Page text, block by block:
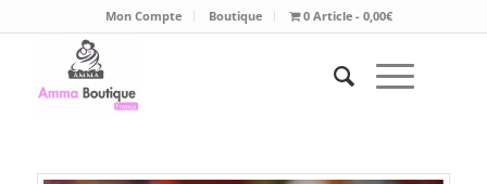
Mon Compte Boutique 0 Article 0,00€